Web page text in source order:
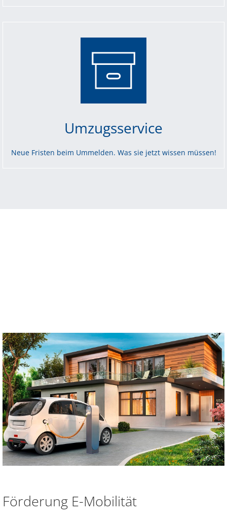
Partner führen diese Informationen möglicherweise mit
weiteren Daten zusammen, die Sie ihnen bereitgestellt
haben oder die sie im Rahmen Ihrer Nutzung der Dienste
gesammelt haben. Sie geben Einwilligung zu unseren
Cookies, wenn Sie unsere Webseite weiterhin nutzen.
Umzugsservice
Neue Fristen beim Ummelden. Was sie jetzt wissen müssen!
Förderung E-Mobilität